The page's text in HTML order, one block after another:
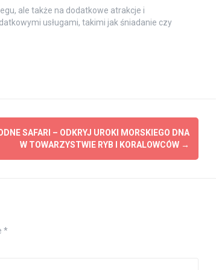
ale także na dodatkowe atrakcje i
usługami, takimi jak śniadanie czy
SAFARI – ODKRYJ UROKI MORSKIEGO DNA
W TOWARZYSTWIE RYB I KORALOWCÓW →
*